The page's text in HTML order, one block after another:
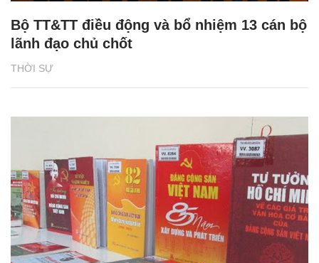
THỜI SỰ
Bộ TT&TT điều động và bổ nhiệm 13 cán bộ
lãnh đạo chủ chốt